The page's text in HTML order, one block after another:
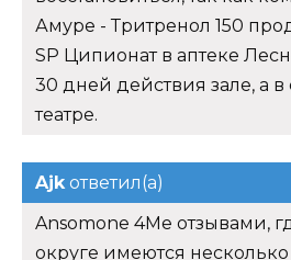
Амуре - Тритренол 150
SP Ципионат в аптеке
30 дней действия зале, а
театре.
Ajk ответил(а)
Ansomone 4Me отзывами,
округе имеются